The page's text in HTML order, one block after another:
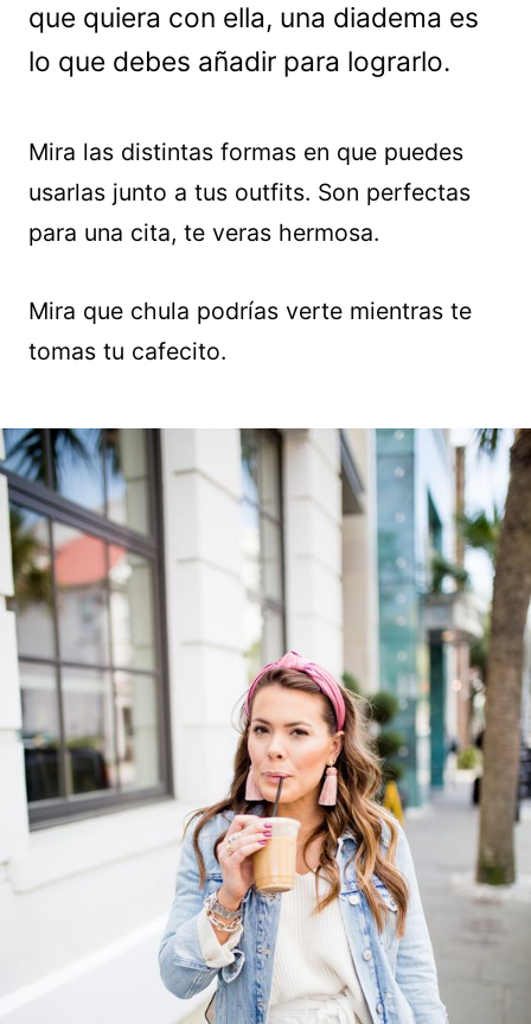
que quiera con ella, una diadema es
lo que debes añadir para lograrlo.
Mira las distintas formas en que puedes
usarlas junto a tus outfits. Son perfectas
para una cita, te veras hermosa.
Mira que chula podrías verte mientras te
tomas tu cafecito.